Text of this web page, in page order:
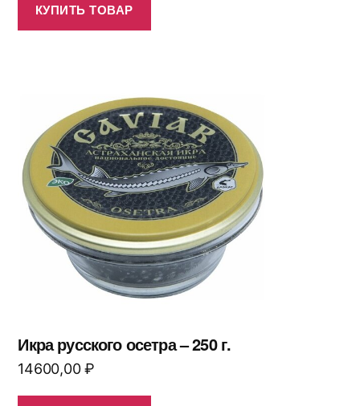
КУПИТЬ ТОВАР
Икра русского осетра – 250 г.
14600,00₽